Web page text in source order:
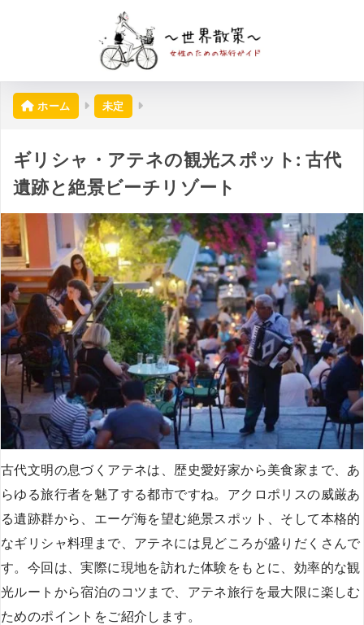
ホーム 未定
ギリシャ・アテネの観光スポット: 古代
遺跡と絶景ビーチリゾート
古代文明の息づくアテネは、歴史愛好家から美食家まで、あ
らゆる旅行者を魅了する都市ですね。アクロポリスの威厳あ
る遺跡群から、エーゲ海を望む絶景スポット、そして本格的
なギリシャ料理まで、アテネには見どころが盛りだくさんで
す。今回は、実際に現地を訪れた体験をもとに、効率的な観
光ルートから宿泊のコツまで、アテネ旅行を最大限に楽しむ
ためのポイントをご紹介します。